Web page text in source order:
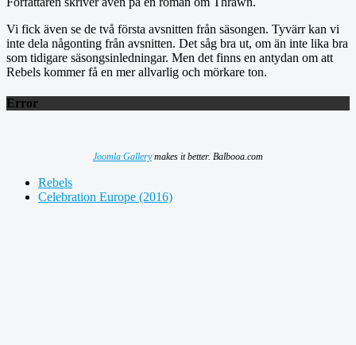
Vi fick även se de två första avsnitten från säsongen. Tyvärr kan vi
inte dela någonting från avsnitten. Det såg bra ut, om än inte lika bra
som tidigare säsongsinledningar. Men det finns en antydan om att
Rebels kommer få en mer allvarlig och mörkare ton.
Error
Joomla Gallerymakes it better. Balbooa.com
Rebels
Celebration Europe (2016)